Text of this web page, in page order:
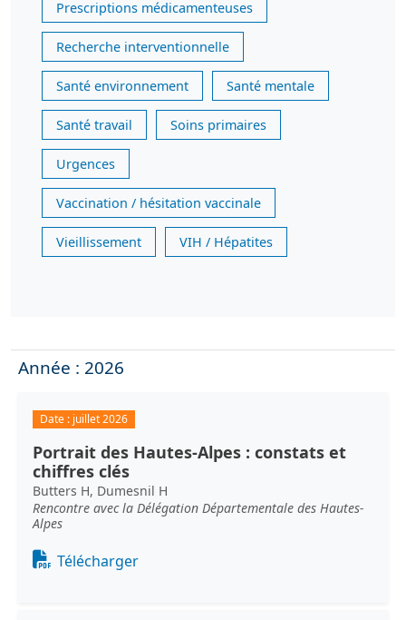
Prescriptions médicamenteuses
Recherche interventionnelle
Santé environnement Santé mentale
Santé travail Soins primaires
Urgences
Vaccination / hésitation vaccinale
Vieillissement VIH / Hépatites
Année : 2026
Date : juillet 2026
Portrait des Hautes-Alpes : constats et
chiffres clés
Butters H, Dumesnil H
Rencontre avec la Délégation Départementale des Hautes-
Alpes
Document
Télécharger